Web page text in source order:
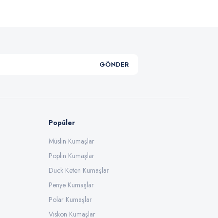
GÖNDER
Popüler
Müslin Kumaşlar
Poplin Kumaşlar
Duck Keten Kumaşlar
Penye Kumaşlar
Polar Kumaşlar
Viskon Kumaşlar